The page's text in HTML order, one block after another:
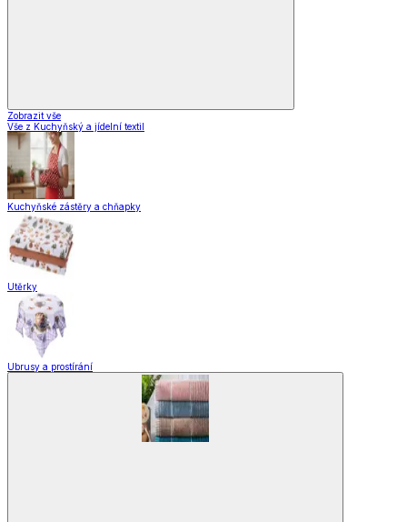
Zobrazit vše
Vše z Kuchyňský a jídelní textil
Kuchyňské zástěry a chňapky
Utěrky
Ubrusy a prostírání